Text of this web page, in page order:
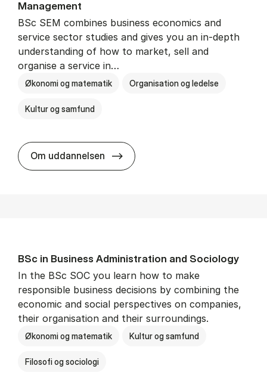
Man­age­ment
BSc SEM combines business economics and
service sector studies and gives you an in-depth
understanding of how to market, sell and
organise a service in…
Økonomi og matematik Organisation og ledelse
Kultur og samfund
Om uddannelsen BSc in Busi­ness Ad­min­is­tra­tion
BSc in Busi­ness Ad­min­is­tra­tion and So­ci­ology
In the BSc SOC you learn how to make
responsible business decisions by combining the
economic and social perspectives on companies,
their organisation and their surroundings.
Økonomi og matematik Kultur og samfund
Filosofi og sociologi